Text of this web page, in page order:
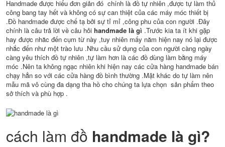
Handmade được hiểu đơn giản đó chính là đồ tự nhiên ,được tự làm thủ
công bang tay hết và không có sự can thiệt của các máy móc thiết bị
.Đồ handmade được chế tạ bởi sự tỉ mỉ ,công phu của con người .Đây
chính là câu trả lời về câu hỏi handmade là gì .Trước kia ta ít khi gặp
hay được nhăc đến cụm từ này ,tuy nhiên mấy năm hiện nay nó lại được
nhắc đến như một trào lưu .Nhu cầu sử dụng của con người càng ngày
càng yêu thích đồ tự nhiên ,tự làm hơn là các đồ dùng làm bằng máy
móc .Nên ta không ngạc nhiên khi hiện nay các cửa hàng handmade bán
chạy hẳn so với các cửa hàng đồ bình thường .Mặt khác do tự làm nên
mẫu mã vô cùng đa dạng tha hồ cho chúng ta lựa chọn sản phẩm theo
sở thích và phù hợp .
cách làm đồ handmade là gì?